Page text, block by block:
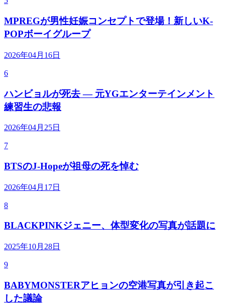
MPREGが男性妊娠コンセプトで登場！新しいK-
POPボーイグループ
2026年04月16日
6
ハンビョルが死去 — 元YGエンターテインメント
練習生の悲報
2026年04月25日
7
BTSのJ-Hopeが祖母の死を悼む
2026年04月17日
8
BLACKPINKジェニー、体型変化の写真が話題に
2025年10月28日
9
BABYMONSTERアヒョンの空港写真が引き起こ
した議論